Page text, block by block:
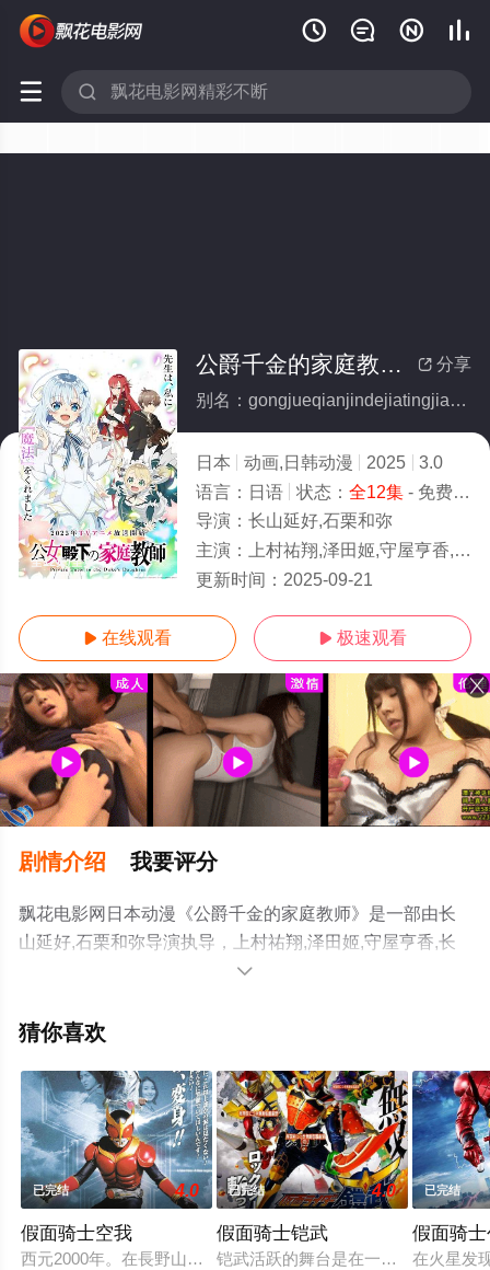
   
 
全12集/全集
 分享
公爵千金的家庭教师(全集)
别名：gongjueqianjindejiatingjiaoshi
日本 动画,日韩动漫 2025
3.0
语言： 日语 状态： 全12集- 免费在线观看
导演： 长山延好,石栗和弥
主演：
上村祐翔,泽田姬,守屋亨香,长谷川育美,冈咲美保,水濑祈,前岛亚美,花泽香菜
更新时间： 2025-09-21
 在线观看  极速观看
剧情介绍 我要评分
飘花电影网日本动漫《公爵千金的家庭教师》是一部由长
山延好,石栗和弥导演执导，上村祐翔,泽田姬,守屋亨香,长
谷川育美,冈咲美保,水濑祈,前岛亚美,花泽香菜等演员精彩
费观看高清未删减完整版动漫全集就上飘花影院，更多相

猜你喜欢
已完结 4.0
假面骑士空我
西元2000年。在長野山中的九郎岳，正在進行某座神秘遺跡的
已完结 4.0
假面骑士铠武
铠武活跃的舞台是在一个新兴都市。
已完结
假面骑
在火星发